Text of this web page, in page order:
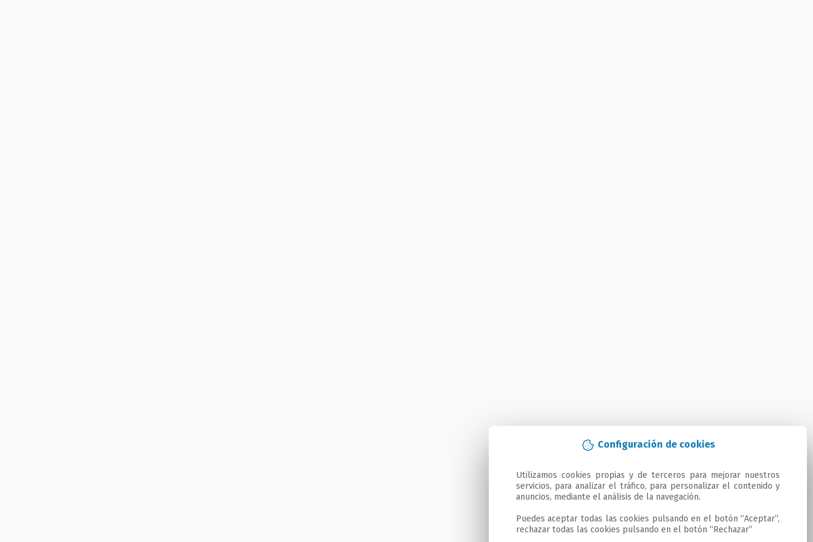
Configuración de cookies
Utilizamos cookies propias y de terceros para mejorar nuestros
servicios, para analizar el tráfico, para personalizar el contenido y
anuncios, mediante el análisis de la navegación.
Puedes aceptar todas las cookies pulsando en el botón “Aceptar”,
rechazar todas las cookies pulsando en el botón “Rechazar”